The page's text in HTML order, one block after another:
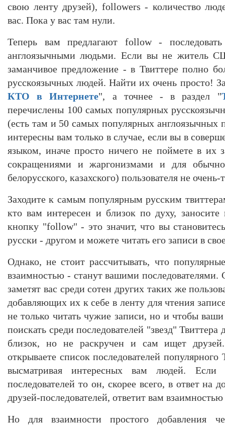
свою ленту друзей), followers - количество
вас. Пока у вас там нули.
Теперь вам предлагают follow -
англоязычными людьми. Если вы не житель
заманчивое предложение - в Твиттере полно
русскоязычных людей. Найти их очень просто!
КТО в Интернете", а точнее - в раздел "
перечислены 100 самых популярных
(есть там и 50 самых популярных англоязычных
интересны вам только в случае, если вы в
языком, иначе просто ничего не поймете в их
сокращениями и жаргонизмами и для
белорусского, казахского) пользователя не
Заходите к самым популярным русским
кто вам интересен и близок по духу,
кнопку "follow" - это значит, что вы
русски - другом и можете читать его записи в
Однако, не стоит рассчитывать, что
взаимностью - станут вашими последователями.
заметят вас среди сотен других таких же
добавляющих их к себе в ленту для чтения
не только читать чужие записи, но и чтобы
поискать среди последователей "звезд"
близок, но не раскручен и сам ищет
открываете список последователей
высматривая интересных вам людей.
последователей то он, скорее всего, в ответ на
друзей-последователей, ответит вам
Но для взаимности простого добавления